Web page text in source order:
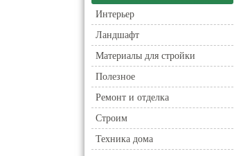
Интерьер
Ландшафт
Материалы для стройки
Полезное
Ремонт и отделка
Строим
Техника дома